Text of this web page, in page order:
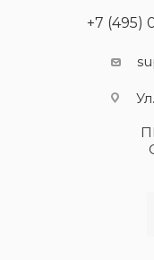
+7 (495)